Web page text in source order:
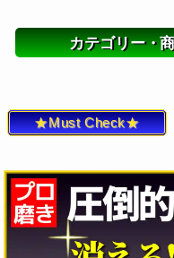
カテゴリー・
★Must Check★